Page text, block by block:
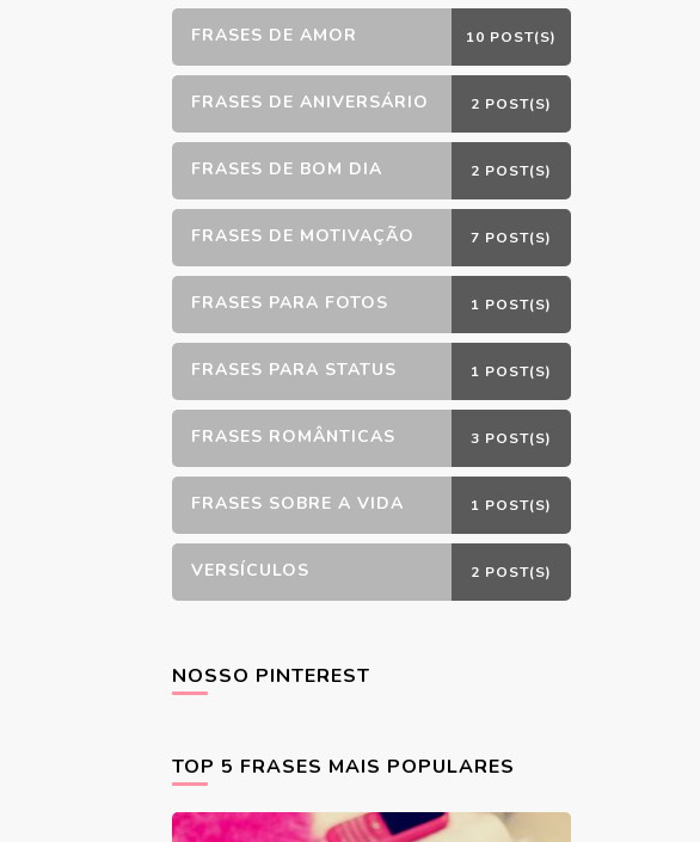
FRASES DE AMOR 10 POST(S)
FRASES DE ANIVERSÁRIO 2 POST(S)
FRASES DE BOM DIA 2 POST(S)
FRASES DE MOTIVAÇÃO 7 POST(S)
FRASES PARA FOTOS 1 POST(S)
FRASES PARA STATUS 1 POST(S)
FRASES ROMÂNTICAS 3 POST(S)
FRASES SOBRE A VIDA 1 POST(S)
VERSÍCULOS 2 POST(S)
NOSSO PINTEREST
TOP 5 FRASES MAIS POPULARES